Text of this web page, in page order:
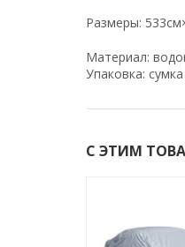
Размеры:
Материал:
Упаковка:
С ЭТИМ